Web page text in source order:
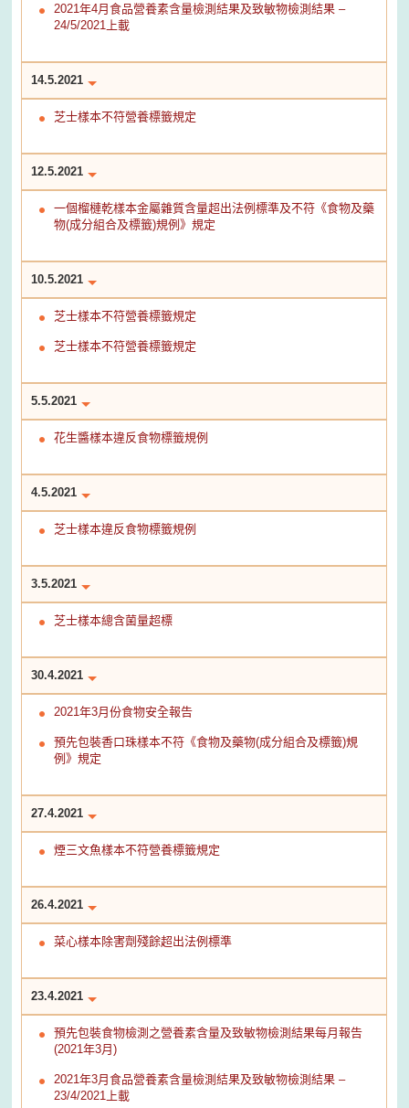
2021年4月食品營養素含量檢測結果及致敏物檢測結果 –
24/5/2021上載
14.5.2021
芝士樣本不符營養標籤規定
12.5.2021
一個榴槤乾樣本金屬雜質含量超出法例標準及不符《食物及藥
物(成分組合及標籤)規例》規定
10.5.2021
芝士樣本不符營養標籤規定
芝士樣本不符營養標籤規定
5.5.2021
花生醬樣本違反食物標籤規例
4.5.2021
芝士樣本違反食物標籤規例
3.5.2021
芝士樣本總含菌量超標
30.4.2021
2021年3月份食物安全報告
預先包裝香口珠樣本不符《食物及藥物(成分組合及標籤)規
例》規定
27.4.2021
煙三文魚樣本不符營養標籤規定
26.4.2021
菜心樣本除害劑殘餘超出法例標準
23.4.2021
預先包裝食物檢測之營養素含量及致敏物檢測結果每月報告
(2021年3月)
2021年3月食品營養素含量檢測結果及致敏物檢測結果 –
23/4/2021上載